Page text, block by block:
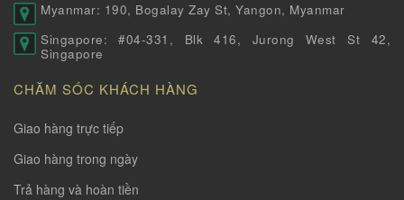
Myanmar: 190, Bogalay Zay St, Yangon, Myanmar
Singapore: #04-331, Blk 416, Jurong West St 42,
Singapore
CHĂM SÓC KHÁCH HÀNG
Giao hàng trực tiếp
Giao hàng trong ngày
Trả hàng và hoàn tiền